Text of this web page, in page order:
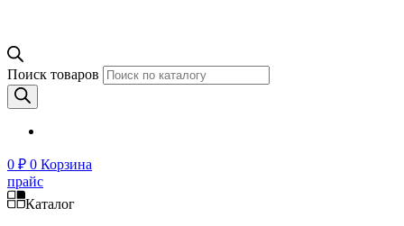
Поиск товаров
0 ₽ 0 Корзина
прайс
Каталог